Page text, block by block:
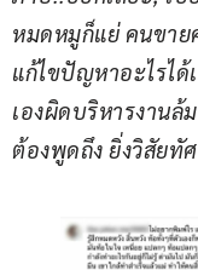
หมดหมูก็แย่ คนขาย
แก้ไข​ปัญหา​อะไร​ได้​
เอง​ผิด​บริหาร​งานล้
ต้อง​พูด​ถึง ยิ่งวิสัยทั